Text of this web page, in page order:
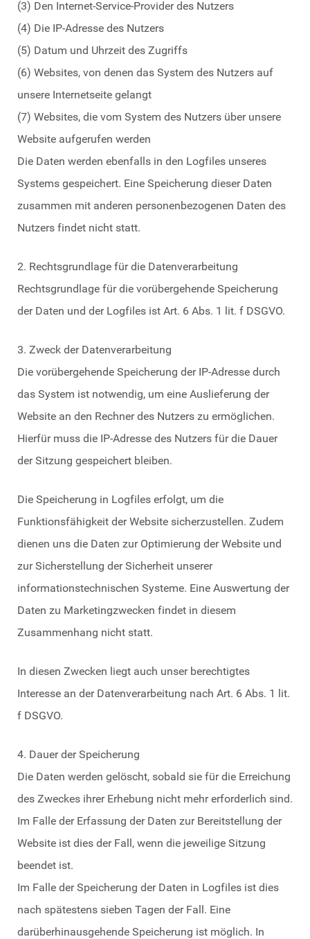
(3) Den Internet-Service-Provider des Nutzers
(4) Die IP-Adresse des Nutzers
(5) Datum und Uhrzeit des Zugriffs
(6) Websites, von denen das System des Nutzers auf
unsere Internetseite gelangt
(7) Websites, die vom System des Nutzers über unsere
Website aufgerufen werden
Die Daten werden ebenfalls in den Logfiles unseres
Systems gespeichert. Eine Speicherung dieser Daten
zusammen mit anderen personenbezogenen Daten des
Nutzers findet nicht statt.
2. Rechtsgrundlage für die Datenverarbeitung
Rechtsgrundlage für die vorübergehende Speicherung
der Daten und der Logfiles ist Art. 6 Abs. 1 lit. f DSGVO.
3. Zweck der Datenverarbeitung
Die vorübergehende Speicherung der IP-Adresse durch
das System ist notwendig, um eine Auslieferung der
Website an den Rechner des Nutzers zu ermöglichen.
Hierfür muss die IP-Adresse des Nutzers für die Dauer
der Sitzung gespeichert bleiben.
Die Speicherung in Logfiles erfolgt, um die
Funktionsfähigkeit der Website sicherzustellen. Zudem
dienen uns die Daten zur Optimierung der Website und
zur Sicherstellung der Sicherheit unserer
informationstechnischen Systeme. Eine Auswertung der
Daten zu Marketingzwecken findet in diesem
Zusammenhang nicht statt.
In diesen Zwecken liegt auch unser berechtigtes
Interesse an der Datenverarbeitung nach Art. 6 Abs. 1 lit.
f DSGVO.
4. Dauer der Speicherung
Die Daten werden gelöscht, sobald sie für die Erreichung
des Zweckes ihrer Erhebung nicht mehr erforderlich sind.
Im Falle der Erfassung der Daten zur Bereitstellung der
Website ist dies der Fall, wenn die jeweilige Sitzung
beendet ist.
Im Falle der Speicherung der Daten in Logfiles ist dies
nach spätestens sieben Tagen der Fall. Eine
darüberhinausgehende Speicherung ist möglich. In